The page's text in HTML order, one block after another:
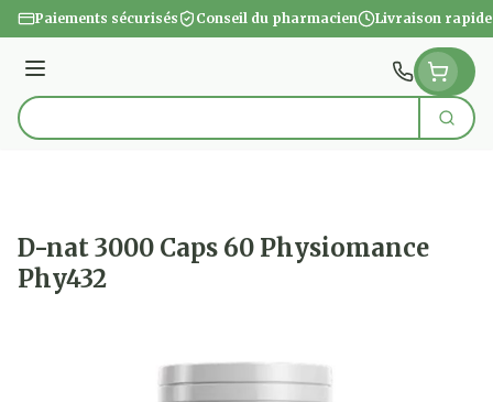
Aller au contenu
Paiements sécurisés Conseil du pharmacien Livraison rapide
Menu
Rechercher
D-nat 3000 Caps 60 Physiomance
Phy432